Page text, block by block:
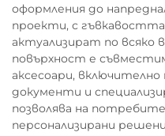
оформления до
проекти, с
актуализират по всяко
повърхност е
аксесоари,
документи и
позволява на
персонализирани